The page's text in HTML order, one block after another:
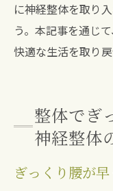
に神経整体を取り
う。本記事を通じ
快適な生活を取り
整体でぎ
神経整体
ぎっくり腰が